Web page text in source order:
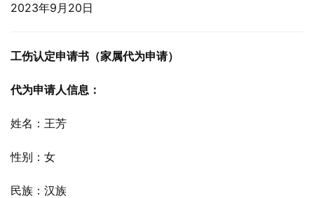
2023年9月20日
工伤认定申请书（家属代为申请）
代为申请人信息：
姓名：王芳
性别：女
民族：汉族